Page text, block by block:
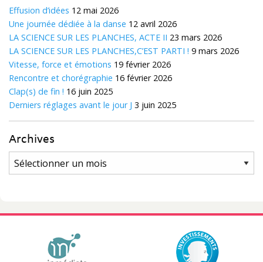
Effusion d’idées 12 mai 2026
Une journée dédiée à la danse 12 avril 2026
LA SCIENCE SUR LES PLANCHES, ACTE II 23 mars 2026
LA SCIENCE SUR LES PLANCHES,C’EST PARTI ! 9 mars 2026
Vitesse, force et émotions 19 février 2026
Rencontre et chorégraphie 16 février 2026
Clap(s) de fin ! 16 juin 2025
Derniers réglages avant le jour J 3 juin 2025
Archives
Archives